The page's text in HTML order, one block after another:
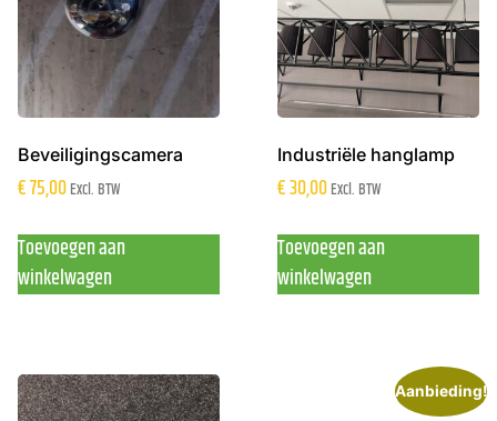
Beveiligingscamera
€75,00Excl. BTW
Toevoegen aan
winkelwagen
Industriële hanglamp
€30,00Excl. BTW
Toevoegen aan
winkelwagen
Aanbieding!